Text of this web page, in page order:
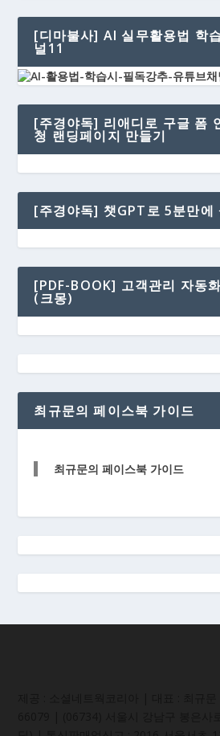
[디마불사] AI 실무활용법 학
널11
[주경야독] 리애디로 구글 폼
청 랜딩페이지 만들기
[주경야독] 챗GPT로 5분만에
[PDF-BOOK] 고객관리 자동
(크몽)
최규문의 페이스북 가이드
최규문의 페이스북 가이드